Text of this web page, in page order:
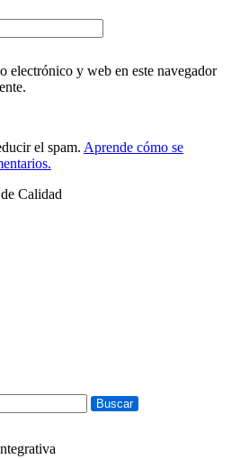
electrónico y web en este navegador
el spam. Aprende cómo se
Calidad